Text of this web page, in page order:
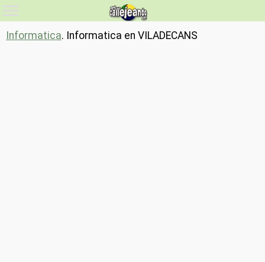
Informatica. Informatica en VILADECANS